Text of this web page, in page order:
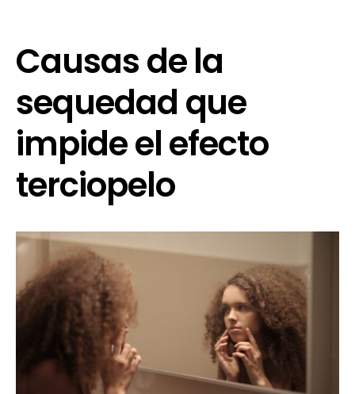
Causas de la
sequedad que
impide el efecto
terciopelo